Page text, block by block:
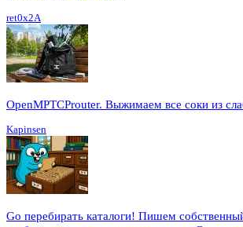
ret0x2A
OpenMPTCProuter. Выжимаем все соки из
Kapinsen
Go перебирать каталоги! Пишем